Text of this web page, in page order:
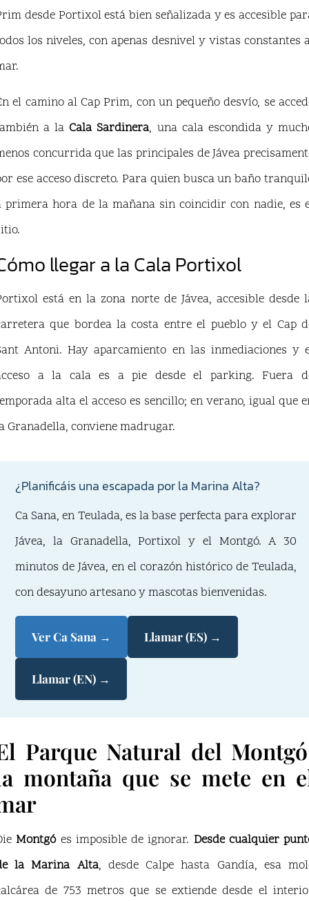
desde Portixol está bien señalizada y es accesible
los niveles, con apenas desnivel y vistas constantes
el camino al Cap Prim, con un pequeño desvío, se
a laCala Sardinera, una cala escondida y
concurrida que las principales de Jávea
ese acceso discreto. Para quien busca un baño
primera hora de la mañana sin coincidir con nadie, es
llegar a la Cala Portixol
está en la zona norte de Jávea, accesible desde
que bordea la costa entre el pueblo y el Cap
Antoni. Hay aparcamiento en las inmediaciones y
a la cala es a pie desde el parking. Fuera
alta el acceso es sencillo; en verano, igual que
Granadella, conviene madrugar.
¿Planificáis una escapada por la Marina Alta?
Ca Sana, en Teulada, es la base perfecta para explorar
Jávea, la Granadella, Portixol y el Montgó. A 30
minutos de Jávea, en el corazón histórico de Teulada,
con desayuno artesano y mascotas bienvenidas.
Ver Ca Sana → Llamar (ES) →
Llamar (EN) →
Parque Natural del
montaña que se mete en
Montgóes imposible de ignorar. Desde cualquier
la Marina Alta, desde Calpe hasta Gandía, esa
de 753 metros que se extiende desde el